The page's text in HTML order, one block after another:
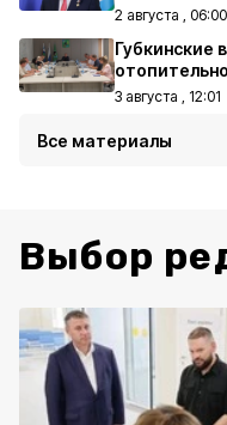
2 августа , 06:00
Губкинские
3 августа , 12:01
Все материалы
Выбор